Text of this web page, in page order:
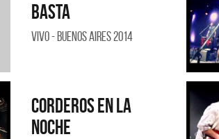
Basta
Vivo - Buenos Aires 2014
Corderos en la
noche